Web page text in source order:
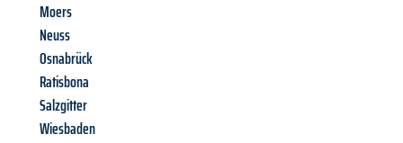
Moers
Neuss
Osnabrück
Ratisbona
Salzgitter
Wiesbaden